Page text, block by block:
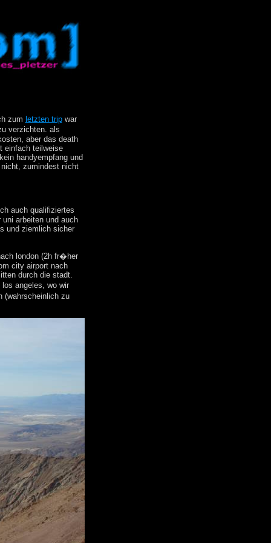
zum letzten tripwar
verzichten. als
aber das death
einfach teilweise
handyempfang und
zumindest nicht
auch qualifiziertes
arbeiten und auch
und ziemlich sicher
london (2h fr�her
city airport nach
durch die stadt.
angeles, wo wir
(wahrscheinlich zu